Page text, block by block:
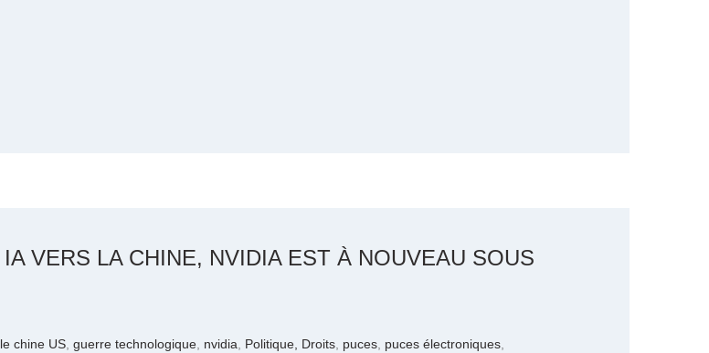
VERS LA CHINE, NVIDIA EST À NOUVEAU SOUS
chine US guerre technologique nvidia Politique, Droits puces puces électroniques